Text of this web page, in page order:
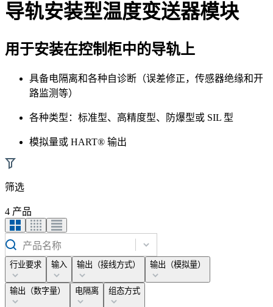
导轨安装型温度变送器模块
用于安装在控制柜中的导轨上
具备电隔离和各种自诊断（误差修正，传感器绝缘和开
路监测等）
各种类型：标准型、高精度型、防爆型或 SIL 型
模拟量或 HART® 输出
筛选
4 产品
产品名称
行业要求 输入 输出（接线方式） 输出（模拟量）
输出（数字量） 电隔离 组态方式